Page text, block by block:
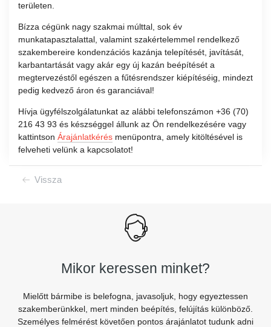
Vissza
területen.
Bízza cégünk nagy szakmai múlttal, sok év
munkatapasztalattal, valamint szakértelemmel rendelkező
szakembereire kondenzációs kazánja telepítését, javítását,
karbantartását vagy akár egy új kazán beépítését a
megtervezéstől egészen a fűtésrendszer kiépítéséig, mindezt
pedig kedvező áron és garanciával!
Hívja ügyfélszolgálatunkat az alábbi telefonszámon +36 (70)
216 43 93 és készséggel állunk az Ön rendelkezésére vagy
kattintson Árajánlatkérés menüpontra, amely kitöltésével is
felveheti velünk a kapcsolatot!
Mikor keressen minket?
Mielőtt bármibe is belefogna, javasoljuk, hogy egyeztessen
szakemberünkkel, mert minden beépítés, felújítás különböző.
Személyes felmérést követően pontos árajánlatot tudunk adni